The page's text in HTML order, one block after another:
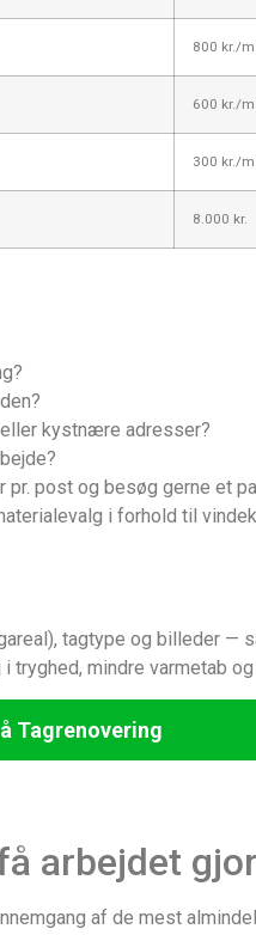
800 kr./
600 kr./
300 kr./
8.000 kr.
kystnære adresser?
post og besøg gerne et
i forhold til
tagtype og billeder
tryghed, mindre varmetab
Tagrenovering
arbejdet
af de mest